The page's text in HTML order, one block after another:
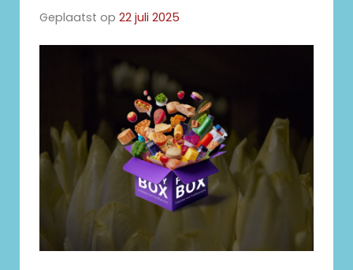
Geplaatst op 22 juli 2025